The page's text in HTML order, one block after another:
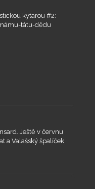
kytarou #2:
tátu-dědu
Ještě v červnu
a Valašský špalíček